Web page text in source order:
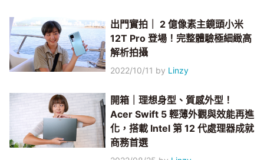
出門實拍｜ 2 億像素主鏡頭小米
12T Pro 登場！完整體驗極細緻高
解析拍攝
2022/10/11 by Linzy
開箱｜理想身型、質感外型！
Acer Swift 5 輕薄外觀與效能再進
化，搭載 Intel 第 12 代處理器成就
商務首選